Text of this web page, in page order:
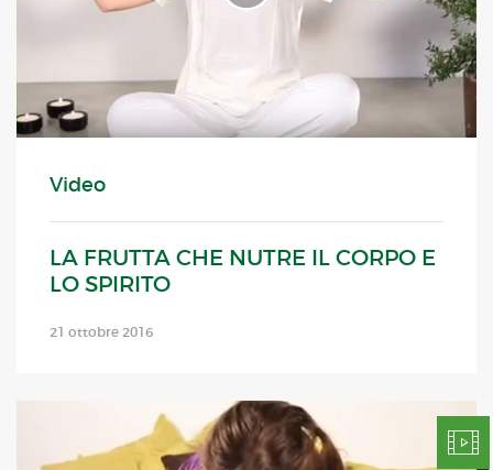
Video
LA FRUTTA CHE NUTRE IL CORPO E
LO SPIRITO
21 ottobre 2016